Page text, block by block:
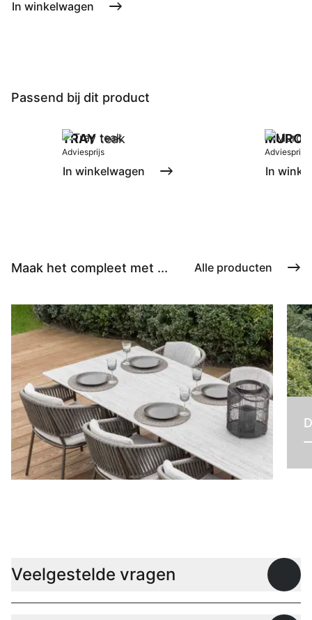
In winkelwagen
Passend bij dit product
TRAYteak
Adviesprijs
In winkelwagen
MURO
Adviesprijs
In
Maak het compleet met ... Alle producten
Veelgestelde vragen